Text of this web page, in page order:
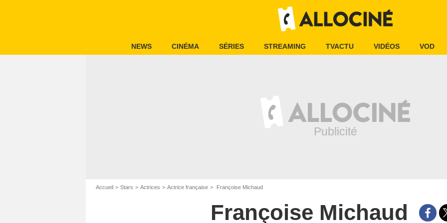
NEWS CINÉMA SÉRIES STREAMING TVACTU VIDÉOS VOD
Accueil Stars Actrices Actrice française Françoise Michaud
Françoise Michaud